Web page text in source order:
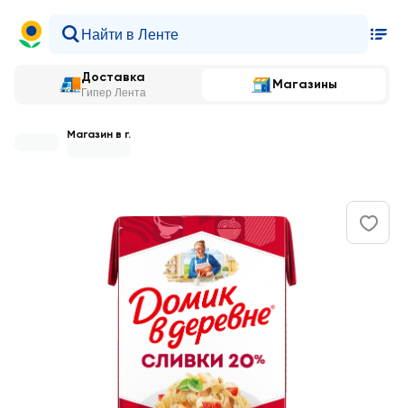
Доставка
Гипер Лента
Магазины
Магазин в г.